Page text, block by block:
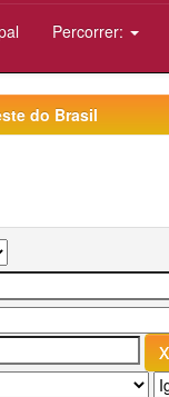
Percorrer:
do Brasil